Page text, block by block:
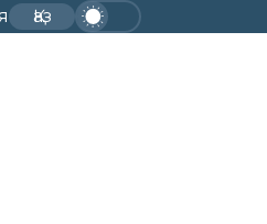
Қаз